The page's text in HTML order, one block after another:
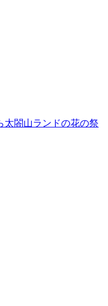
太閤山ランドの花の祭